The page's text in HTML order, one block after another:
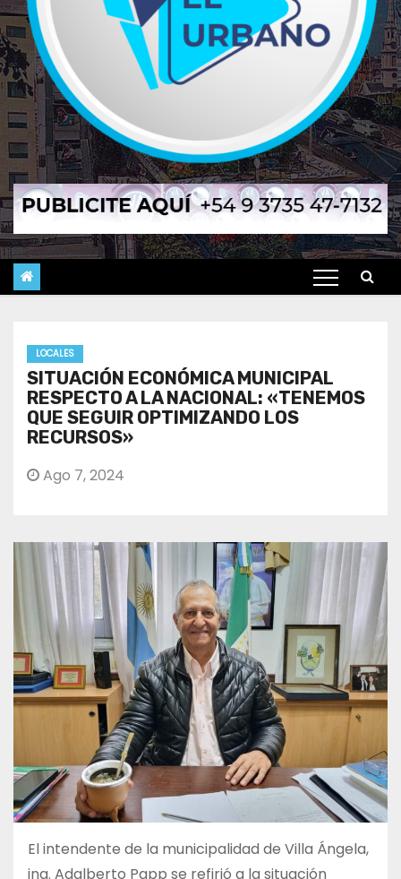
LOCALES
SITUACIÓN ECONÓMICA MUNICIPAL
RESPECTO A LA NACIONAL: «TENEMOS
QUE SEGUIR OPTIMIZANDO LOS
RECURSOS»
Ago 7, 2024
El intendente de la municipalidad de Villa Ángela,
ing. Adalberto Papp se refirió a la situación